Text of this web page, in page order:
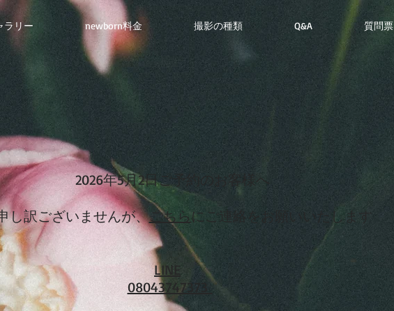
ラリー newborn料金 撮影の種類 Q&A 質問票
2026年5月2日ご予約のお客様へ
し訳ございませんが、こちらにご連絡をお願いいたします
LINE
08043747373